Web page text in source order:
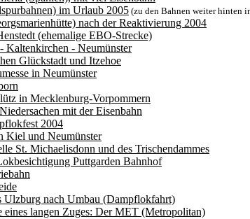
im Urlaub 2005 (zu den Bahnen weiter hinten
nach der Reaktivierung 2004
(ehemalige EBO-Strecke)
Kaltenkirchen - Neumünster
Glückstadt und Itzehoe
in Neumünster
in Mecklenburg-Vorpommern
mit der Eisenbahn
2004
Kiel und Neumünster
St. Michaelisdonn und des Trischendammes
Puttgarden Bahnhof
Ulzburg nach Umbau (Dampflokfahrt)
eines langen Zuges: Der MET (Metropolitan)